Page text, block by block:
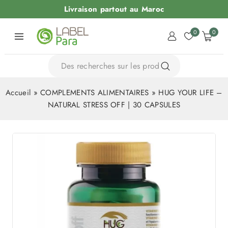
Livraison partout au Maroc
0 0
Accueil »COMPLEMENTS ALIMENTAIRES » HUG YOUR LIFE –
NATURAL STRESS OFF | 30 CAPSULES